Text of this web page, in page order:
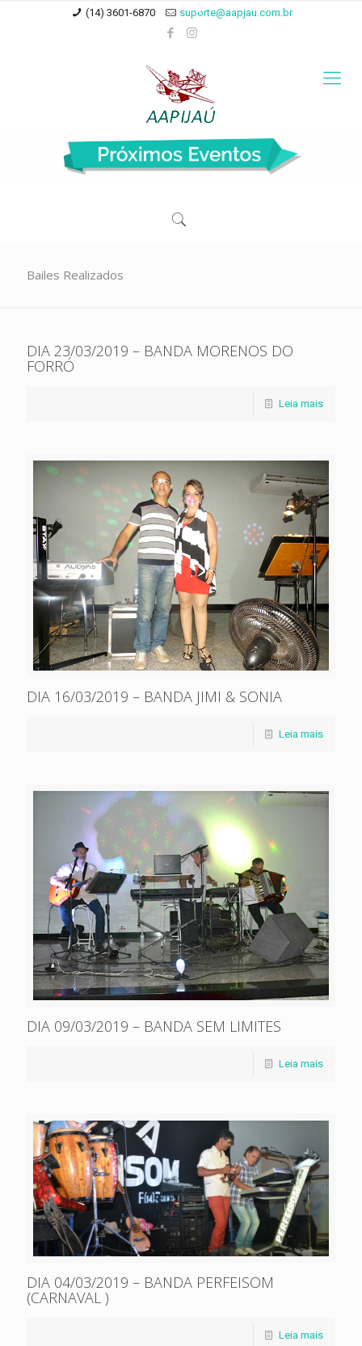
(14) 3601-6870 suporte@aapjau.com.br
Bailes Realizados
DIA 23/03/2019 – BANDA MORENOS DO
FORRÓ
Leia mais
DIA 16/03/2019 – BANDA JIMI & SONIA
Leia mais
DIA 09/03/2019 – BANDA SEM LIMITES
Leia mais
DIA 04/03/2019 – BANDA PERFEISOM
(CARNAVAL )
Leia mais